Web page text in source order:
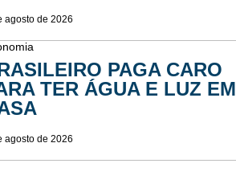
agosto de 2026
PAGA CARO
TER ÁGUA E LUZ EM
agosto de 2026